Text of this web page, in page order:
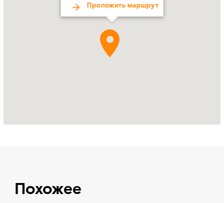
Проложить маршрут
Похожее